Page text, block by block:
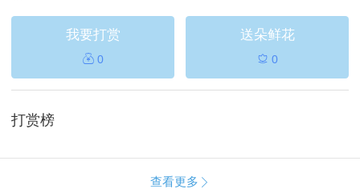
我要打赏
0
送朵鲜花
 0
打赏榜
查看更多 